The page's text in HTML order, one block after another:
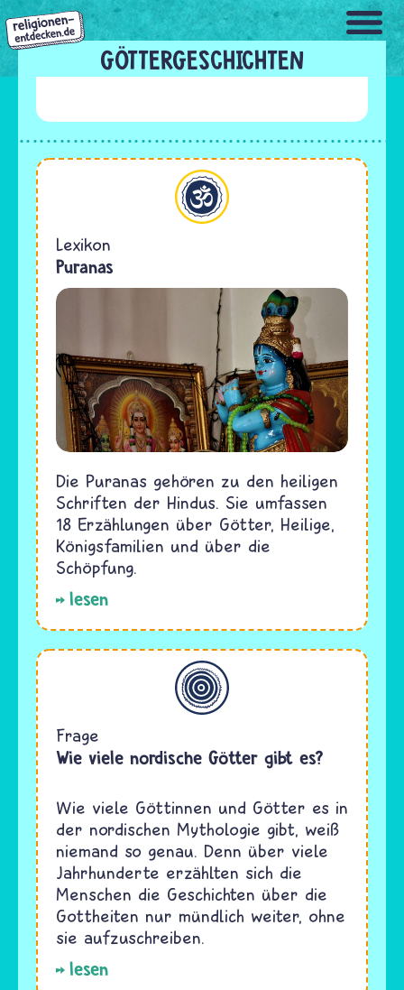
Direkt
zum
Inhalt
GÖTTERGESCHICHTEN
Hinduismus
Lexikon
Puranas
Die Puranas gehören zu den heiligen
Schriften der Hindus. Sie umfassen
18 Erzählungen über Götter, Heilige,
Königsfamilien und über die
Schöpfung.
lesen
Allgemein
Frage
Wie viele nordische Götter gibt es?
Wie viele Göttinnen und Götter es in
der nordischen Mythologie gibt, weiß
niemand so genau. Denn über viele
Jahrhunderte erzählten sich die
Menschen die Geschichten über die
Gottheiten nur mündlich weiter, ohne
sie aufzuschreiben.
lesen